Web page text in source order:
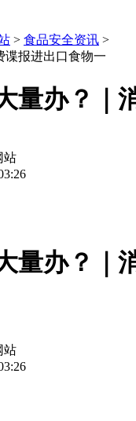
> 食品安全资讯 >
谍报进出口食物一
量办？｜
站
量办？｜
站